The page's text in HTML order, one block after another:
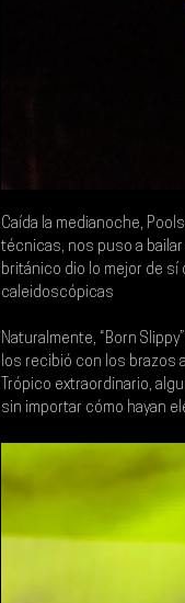
Caída la medianoche,
técnicas, nos puso a bailar
británico dio lo mejor de
caleidoscópicas
Naturalmente, “Born
los recibió con los brazos
Trópico extraordinario,
sin importar cómo hayan